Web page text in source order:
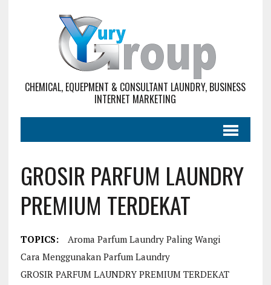
CHEMICAL, EQUEPMENT & CONSULTANT LAUNDRY, BUSINESS
INTERNET MARKETING
GROSIR PARFUM LAUNDRY
PREMIUM TERDEKAT
TOPICS:
Aroma Parfum Laundry Paling Wangi
Cara Menggunakan Parfum Laundry
GROSIR PARFUM LAUNDRY PREMIUM TERDEKAT